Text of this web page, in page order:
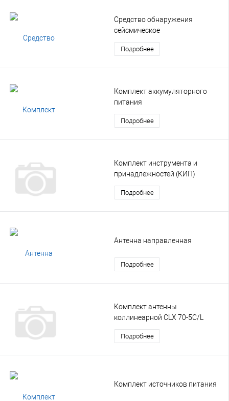
Средство обнаружения
сейсмическое
Подробнее
Комплект аккумуляторного
питания
Подробнее
Комплект инструмента и
принадлежностей (КИП)
Подробнее
Антенна направленная
Подробнее
Комплект антенны
коллинеарной CLX 70-5C/L
Подробнее
Комплект источников питания